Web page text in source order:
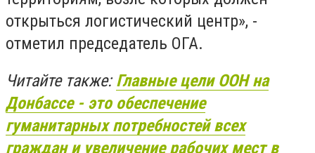
открыться логистический центр», -
отметил председатель ОГА.
Читайте также:Главные цели ООН на
Донбассе - это обеспечение
гуманитарных потребностей всех
граждан и увеличение рабочих мест в